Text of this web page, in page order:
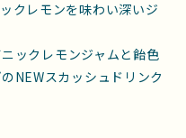
クレモンを味わい深いジ
ックレモンジャムと飴色
NEWスカッシュドリンク